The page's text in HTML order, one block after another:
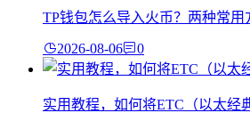
TP钱包怎么导入火币？两种常用
2026-08-06 0
实用教程，如何将ETC（以太经